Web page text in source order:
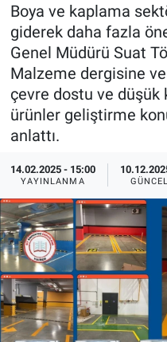
Boya ve kaplama
giderek daha fazla
Genel Müdürü Suat
Malzeme dergisine
çevre dostu ve düşük
ürünler geliştirme
anlattı.
14.02.2025 - 15:00
YAYINLANMA
EndüstriST
Enerjisini Üreten
Endüstri 4.0